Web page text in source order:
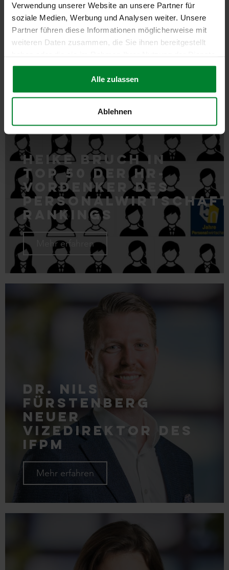
Verwendung unserer Website an unsere Partner für
soziale Medien, Werbung und Analysen weiter. Unsere
Partner führen diese Informationen möglicherweise mit
weiteren Daten zusammen, die Sie ihnen bereitgestellt
gesammelt haben.
Alle zulassen
Ablehnen
Mehr erfahren
Heike Bruch in
Top 50 der HR-
Vordenker des
Rankings
Mehr erfahren
Dr. Nils
Fürstenberg
neuer
Vizedirektor des
IFPM
Mehr erfahren